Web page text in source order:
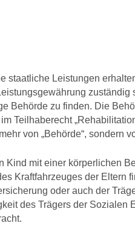
staatliche Leistungen
zuständig
Behörde zu finden. Die
Teilhaberecht
von „Behörde“, sondern
Kind mit einer körperlichen
Kraftfahrzeuges der Eltern
oder auch der
des Trägers der Sozialen